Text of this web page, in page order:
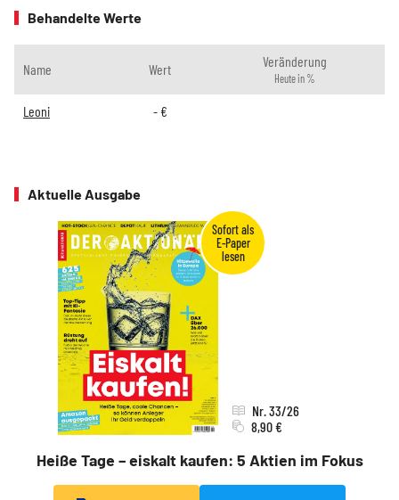
Behandelte Werte
Name Wert Veränderung
Heute in %
Leoni -€
Aktuelle Ausgabe
Heiße Tage – eiskalt kaufen: 5 Aktien im Fokus
Nr. 33/26
8,90 €